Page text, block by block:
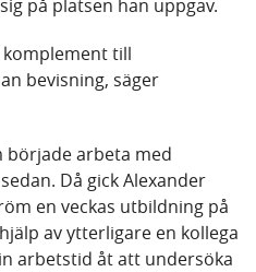
på platsen han uppgav.
till
bevisning, säger
började arbeta med
Då gick Alexander
en veckas utbildning på
av ytterligare en kollega
arbetstid åt att undersöka